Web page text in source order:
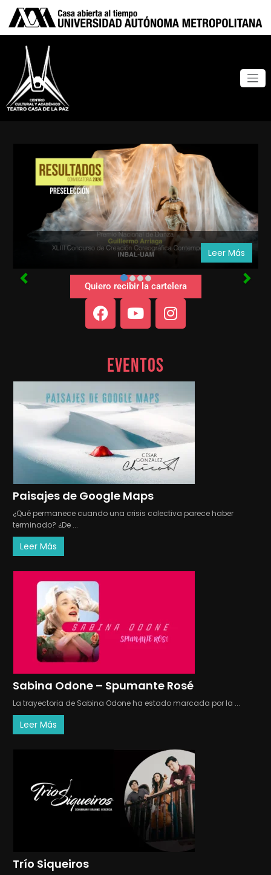
Leer Más
Quiero recibir la cartelera
Eventos
Paisajes de Google Maps
¿Qué permanece cuando una crisis colectiva parece haber
terminado? ¿De ...
Leer Más
Sabina Odone – Spumante Rosé
La trayectoria de Sabina Odone ha estado marcada por la ...
Leer Más
Trío Siqueiros